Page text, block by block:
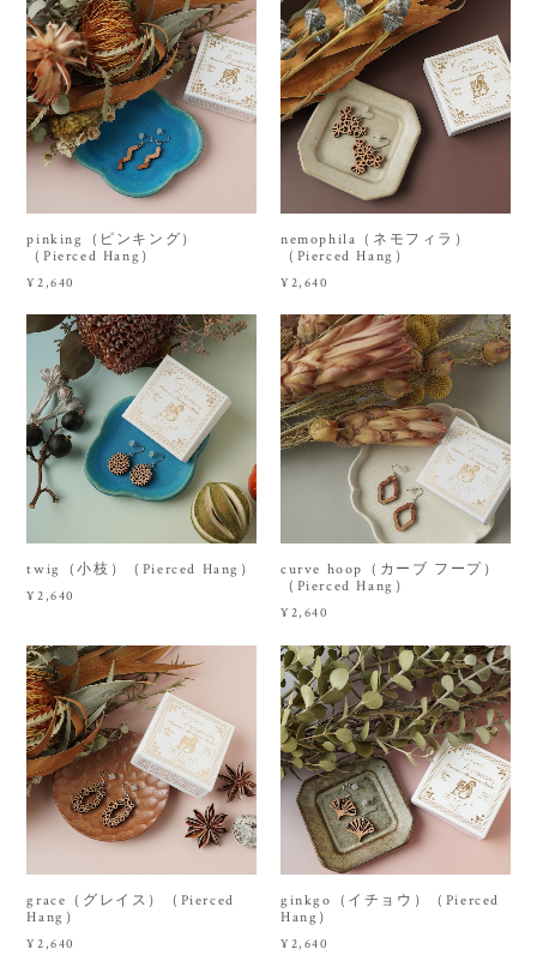
pinking（ピンキング）
（Pierced Hang）
¥2,640
nemophila（ネモフィラ）
（Pierced Hang）
¥2,640
twig（小枝）（Pierced Hang）
¥2,640
curve hoop（カーブ フープ）
（Pierced Hang）
¥2,640
grace（グレイス）（Pierced
Hang）
¥2,640
ginkgo（イチョウ）（Pierced
Hang）
¥2,640